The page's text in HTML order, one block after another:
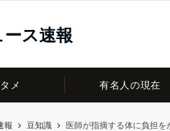
ス速報
メ 有名人の現在
報 豆知識 医師が指摘する体に負担